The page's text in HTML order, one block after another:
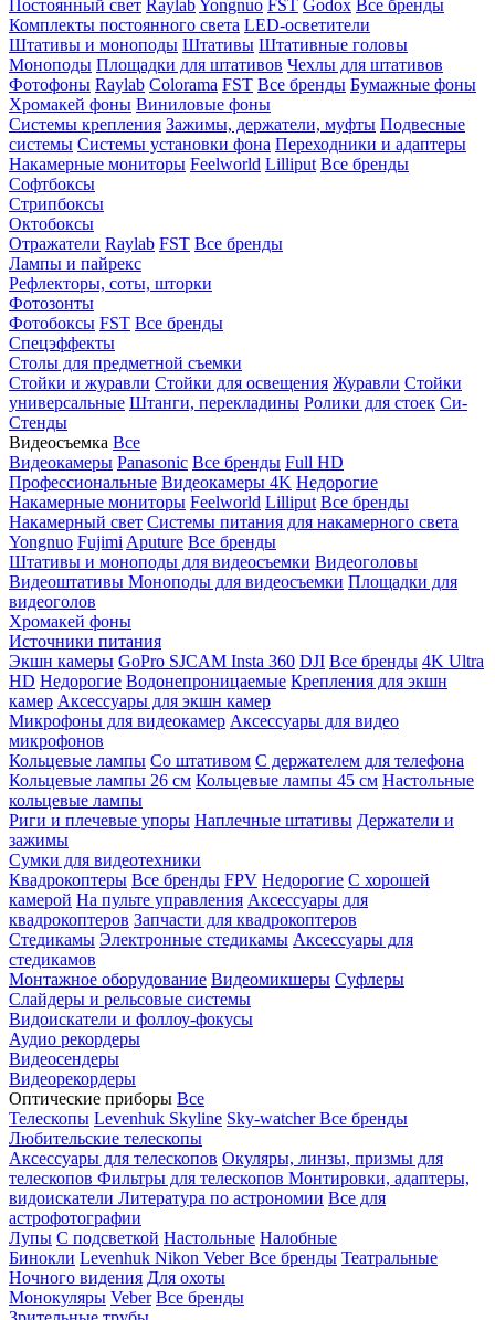
Постоянный свет RaylabYongnuo FST Godox Все бренды
Комплекты постоянного света LED-осветители
Штативы и моноподы Штативы Штативные головы
Моноподы Площадки для штативов Чехлы для штативов
Фотофоны Raylab Colorama FST Все бренды Бумажные фоны
Хромакей фоны Виниловые фоны
Системы крепления Зажимы, держатели, муфты Подвесные
системы Системы установки фона Переходники и адаптеры
Накамерные мониторы Feelworld Lilliput Все бренды
Софтбоксы
Стрипбоксы
Октобоксы
Отражатели Raylab FST Все бренды
Лампы и пайрекс
Рефлекторы, соты, шторки
Фотозонты
Фотобоксы FST Все бренды
Спецэффекты
Столы для предметной съемки
Стойки и журавли Стойки для освещения Журавли Стойки
универсальные Штанги, перекладины Ролики для стоек Си-
Стенды
Видеосъемка Все
Видеокамеры Panasonic Все бренды Full HD
Профессиональные Видеокамеры 4K Недорогие
Накамерные мониторы Feelworld Lilliput Все бренды
Накамерный свет Системы питания для накамерного света
Yongnuo Fujimi Aputure Все бренды
Штативы и моноподы для видеосъемки Видеоголовы
Видеоштативы Моноподы для видеосъемки Площадки для
видеоголов
Хромакей фоны
Источники питания
Экшн камеры GoPro SJCAM Insta 360 DJI Все бренды 4K Ultra
HD Недорогие Водонепроницаемые Крепления для экшн
камер Аксессуары для экшн камер
Микрофоны для видеокамер Аксессуары для видео
микрофонов
Кольцевые лампы Со штативом C держателем для телефона
Кольцевые лампы 26 см Кольцевые лампы 45 см Настольные
кольцевые лампы
Риги и плечевые упоры Наплечные штативы Держатели и
зажимы
Сумки для видеотехники
Квадрокоптеры Все бренды FPV Недорогие С хорошей
камерой На пульте управления Аксессуары для
квадрокоптеров Запчасти для квадрокоптеров
Стедикамы Электронные стедикамы Аксессуары для
стедикамов
Монтажное оборудование Видеомикшеры Суфлеры
Слайдеры и рельсовые системы
Видоискатели и фоллоу-фокусы
Аудио рекордеры
Видеосендеры
Видеорекордеры
Оптические приборы Все
Телескопы Levenhuk Skyline Sky-watcherВсе бренды
Любительские телескопы
Аксессуары для телескопов Окуляры, линзы, призмы для
телескопов Фильтры для телескопов Монтировки, адаптеры,
видоискатели Литература по астрономии Все для
астрофотографии
Лупы С подсветкой Настольные Налобные
Бинокли Levenhuk Nikon VeberВсе бренды Театральные
Ночного видения Для охоты
Монокуляры Veber Все бренды